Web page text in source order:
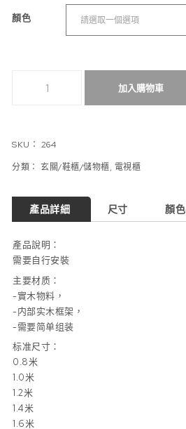
顏色
加入購物車
SKU： 264
分類：玄關/鞋櫃/儲物櫃, 電視櫃
產品詳細 尺寸 顏
產品說明：
需要自行安裝
主要材质：
-實木物料，
-内部实木框架，
-需要简单组装
标准尺寸：
0.8米
1.0米
1.2米
1.4米
1.6米